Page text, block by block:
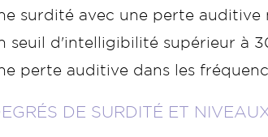
surdité avec une perte auditive
seuil d'intelligibilité supérieur à
perte auditive dans les
DE SURDITÉ ET